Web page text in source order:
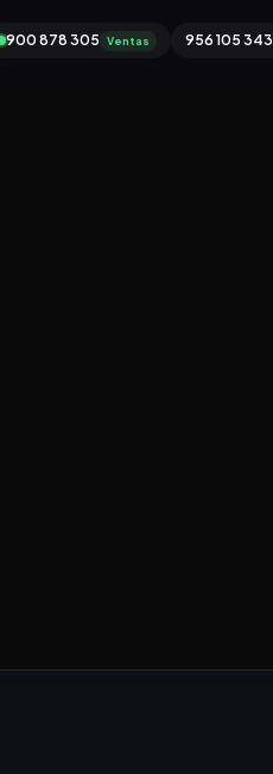
900 878 305 Ventas 956 105 343